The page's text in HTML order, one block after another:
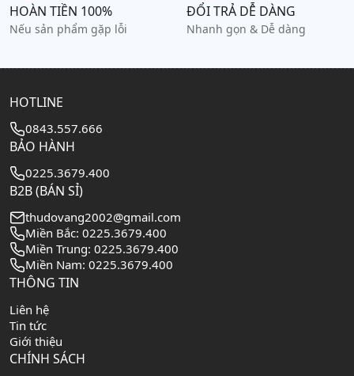
HOÀN TIỀN 100%
Nếu sản phẩm gặp lỗi
ĐỔI TRẢ DỄ DÀNG
Nhanh gọn & Dễ dàng
HOTLINE
0843.557.666
BẢO HÀNH
0225.3679.400
B2B (BÁN SỈ)
thudovang2002@gmail.com
Miền Bắc: 0225.3679.400
Miền Trung: 0225.3679.400
Miền Nam: 0225.3679.400
THÔNG TIN
Liên hệ
Tin tức
Giới thiệu
CHÍNH SÁCH